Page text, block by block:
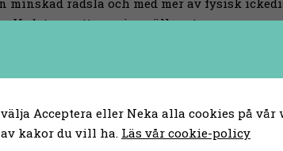
Vadstena, ett av mina sällsynta...
Acceptera eller Neka alla cookies på vår
kakor du vill ha. Läs vår cookie-policy